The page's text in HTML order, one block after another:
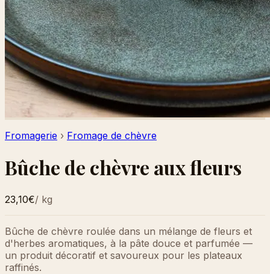
Fromagerie › Fromage de chèvre
Bûche de chèvre aux fleurs
23,10€/ kg
Bûche de chèvre roulée dans un mélange de fleurs et
d'herbes aromatiques, à la pâte douce et parfumée —
un produit décoratif et savoureux pour les plateaux
raffinés.